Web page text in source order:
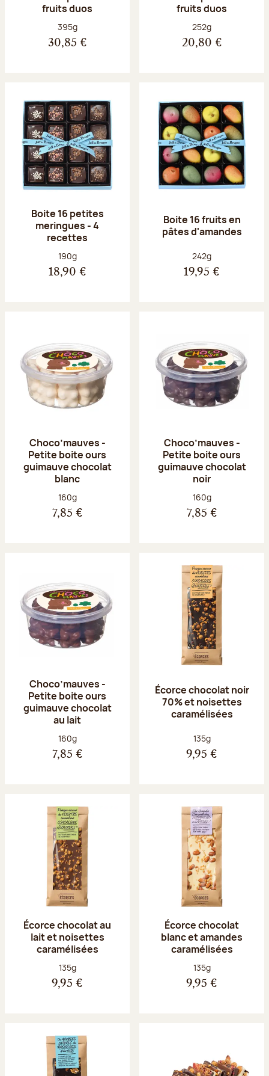
fruits duos
Poids net :
395g
30,85 €
fruits duos
Poids net :
252g
20,80 €
Boite 16 petites
meringues - 4
recettes
Poids net :
190g
18,90 €
Boite 16 fruits en
pâtes d'amandes
Poids net :
242g
19,95 €
Choco’mauves -
Petite boite ours
guimauve chocolat
blanc
Poids net :
160g
7,85 €
Choco’mauves -
Petite boite ours
guimauve chocolat
noir
Poids net :
160g
7,85 €
Choco’mauves -
Petite boite ours
guimauve chocolat
au lait
Poids net :
160g
7,85 €
Écorce chocolat noir
70% et noisettes
caramélisées
Poids net :
135g
9,95 €
Écorce chocolat au
lait et noisettes
caramélisées
Poids net :
135g
9,95 €
Écorce chocolat
blanc et amandes
caramélisées
Poids net :
135g
9,95 €